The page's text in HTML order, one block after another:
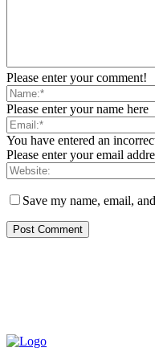
Please enter your comment!
Please enter your name here
You have entered an
Please enter your email
Save my name, email,